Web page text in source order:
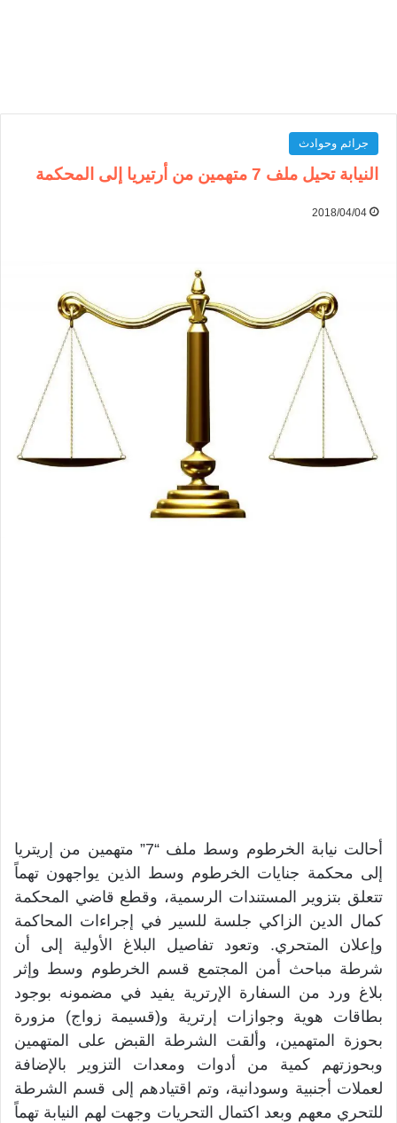
جرائم وحوادث
النيابة تحيل ملف 7 متهمين من أرتيريا إلى المحكمة
2018/04/04
أحالت نيابة الخرطوم وسط ملف “7” متهمين من إريتريا
إلى محكمة جنايات الخرطوم وسط الذين يواجهون تهماً
تتعلق بتزوير المستندات الرسمية، وقطع قاضي المحكمة
كمال الدين الزاكي جلسة للسير في إجراءات المحاكمة
وإعلان المتحري. وتعود تفاصيل البلاغ الأولية إلى أن
شرطة مباحث أمن المجتمع قسم الخرطوم وسط وإثر
بلاغ ورد من السفارة الإرترية يفيد في مضمونه بوجود
بطاقات هوية وجوازات إرترية و(قسيمة زواج) مزورة
بحوزة المتهمين، وألقت الشرطة القبض على المتهمين
وبحوزتهم كمية من أدوات ومعدات التزوير بالإضافة
لعملات أجنبية وسودانية، وتم اقتيادهم إلى قسم الشرطة
للتحري معهم وبعد اكتمال التحريات وجهت لهم النيابة تهماً